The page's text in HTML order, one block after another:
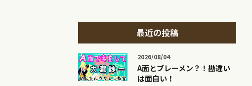
最近の投稿
2026/08/04
A面とブレーメン？！勘違い
は面白い！